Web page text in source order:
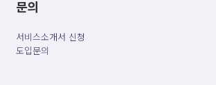
문의
서비스소개서 신청
도입문의